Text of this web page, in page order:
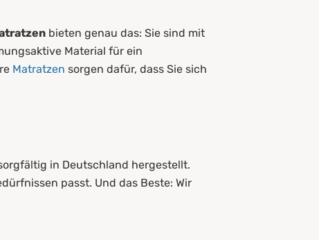
bieten genau das: Sie sind mit
Material für ein
Matratzen sorgen dafür, dass Sie sich
in Deutschland hergestellt.
passt. Und das Beste: Wir